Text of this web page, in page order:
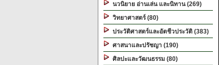
นวนิยาย อ่านเล่น และนิทาน (269)
วิทยาศาสตร์ (80)
ประวัติศาสตร์และอัตชีวประวัติ (383)
ศาสนาและปรัชญา (190)
ศิลปะและวัฒนธรรม (80)